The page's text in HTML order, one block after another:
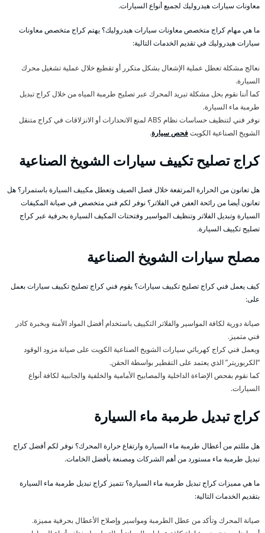
معاونات سيارات هيدروليك لجميع أنواع السيارات.
ما هي مهام كراج متخصص معاونات سيارات هيدروليك؟ يهتم كراج متخصص معاونات
سيارات هيدروليك في تقديم الخدمات التالية:
نعالج مشكلة تعطل عملية الإشعال بشكل متكرر أو تقطيع خلال عملية تشغيل محرك
السيارة.
كما أننا نقوم بحل مشكلة تبريد المحرك عبر تصليح طرمبة المياه من خلال كراج تبديل
طرمبة ماء السيارة.
نوفر فني لتنظيف حساسات نظام ABS لمنع الانحدارات أو الانزلاقات في كراج متنقل
الشويخ الصناعية الكويتفحص سيارة.
كراج تصليح تكييف سيارات الشويخ الصناعية
هل تعانون من الحرارة المرتفعة خلال فصل الصيف وتعطل مكييف السيارة باستمرار؟ هل
تعانون أيضا من رائحة العفن في الفلاتر؟ نوفر لكم فني متخصص في صيانة المكيفات
السيارة وتبديل الفلاتر وتنظيف المواسير وفتحتات المكيف السيارة بحرفية عبر كراج
تصليح تكييف السيارة.
مصلح سيارات الشويخ الصناعية
كيف يعمل فني كراج تصليح تكييف سيارات؟ يقوم فني كراج تصليح تكييف سيارات بعمل
على:
صيانة دورية لكافة المواسير والفلاتر التكييف باستخدام أفضل المواد الأمنة وبخبرة كادر
فني متميز.
ويعمل فني كراج كهربائي سيارات الشويخ الصناعية الكويت على صيانة مزود الوقود
“الكربوريتر” الذي يعتمد على التقطير بواسطة الحقن.
كما نقوم بفحص الإضاءة الداخلية والمصابيح الأمامية والخلفية والجانبية لكافة أنواع
السيارات.
كراج تبديل طرمبة ماء السيارة
هل مللتم من أعطال طرمبة ماء السيارة وارتفاع حرارة المحرك؟ نوفر لكم أفضل كراج
تبديل طرمبة ماء مستورد من أهم الشركات ومصنعة بأفضل الخامات.
ما هي مميزات كراج تبديل طرمبة ماء السيارة؟ تتميز كراج تبديل طرمبة ماء السيارة
بتقديم الخدمات التالية:
صيانة المحرك وتأكد من عطل الطرمبة ومواسير وإصلاح الأعطال بحرفية مميزة.